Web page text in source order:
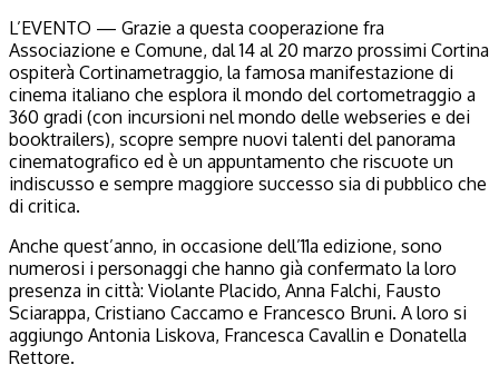
L’EVENTO — Grazie a questa cooperazione fra
Associazione e Comune, dal 14 al 20 marzo prossimi Cortina
ospiterà Cortinametraggio, la famosa manifestazione di
cinema italiano che esplora il mondo del cortometraggio a
360 gradi (con incursioni nel mondo delle webseries e dei
booktrailers), scopre sempre nuovi talenti del panorama
cinematografico ed è un appuntamento che riscuote un
indiscusso e sempre maggiore successo sia di pubblico che
di critica.
Anche quest’anno, in occasione dell’11a edizione, sono
numerosi i personaggi che hanno già confermato la loro
presenza in città: Violante Placido, Anna Falchi, Fausto
Sciarappa, Cristiano Caccamo e Francesco Bruni. A loro si
aggiungo Antonia Liskova, Francesca Cavallin e Donatella
Rettore.